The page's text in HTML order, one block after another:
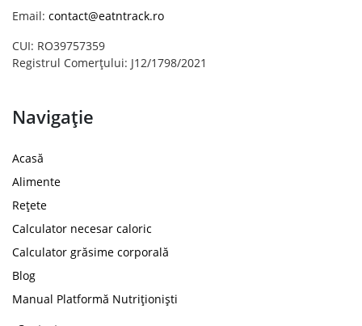
Email: contact@eatntrack.ro
CUI: RO39757359
Registrul Comerțului: J12/1798/2021
Navigație
Acasă
Alimente
Rețete
Calculator necesar caloric
Calculator grăsime corporală
Blog
Manual Platformă Nutriționiști